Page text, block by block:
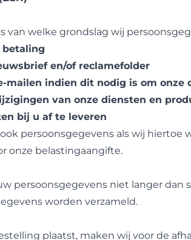
van welke grondslag wij
betaling
en/of reclamefolder
mailen indien dit nodig is om
van onze diensten en
bij u af te leveren
ook persoonsgegevens als wij
onze belastingaangifte.
persoonsgegevens niet langer
worden verzameld.
plaatst, maken wij voor de